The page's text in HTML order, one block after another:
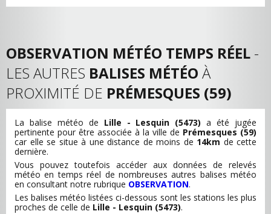
OBSERVATION MÉTÉO TEMPS RÉEL -
LES AUTRES BALISES MÉTÉO À
PROXIMITÉ DE PRÉMESQUES (59)
La balise météo de Lille - Lesquin (5473) a été jugée
pertinente pour être associée à la ville de Prémesques (59)
car elle se situe à une distance de moins de 14km de cette
dernière.
Vous pouvez toutefois accéder aux données de relevés
météo en temps réel de nombreuses autres balises météo
en consultant notre rubrique OBSERVATION.
Les balises météo listées ci-dessous sont les stations les plus
proches de celle de Lille - Lesquin (5473).